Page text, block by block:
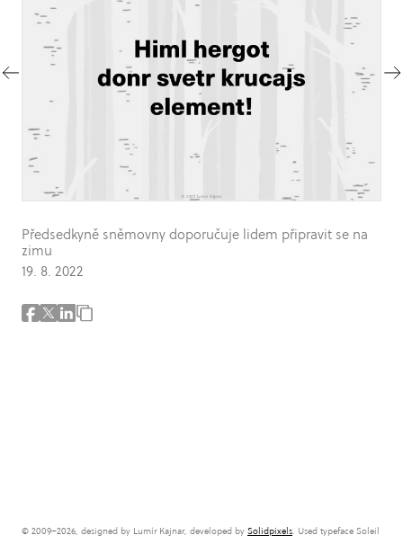
Předsedkyně sněmovny doporučuje lidem připravit se na
zimu
19. 8. 2022
© 2009–2026, designed by Lumír Kajnar, developed by Solidpixels. Used typeface Soleil